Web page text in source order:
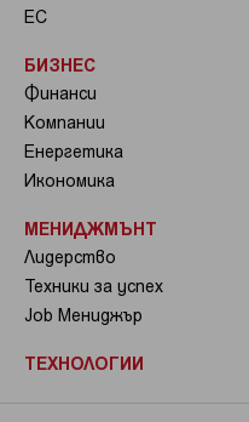
ЕС
БИЗНЕС
Финанси
Компании
Енергетика
Икономика
МЕНИДЖМЪНТ
Лидерство
Техники за успех
Job Мениджър
ТЕХНОЛОГИИ